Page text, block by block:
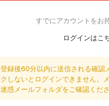
すでにアカウントをお
ログインはこ
登録後60分以内に送信される確認
クしないとログインできません。
迷惑メールフォルダをご確認くださ